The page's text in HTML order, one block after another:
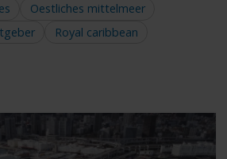
Oestliches mittelmeer
Royal caribbean